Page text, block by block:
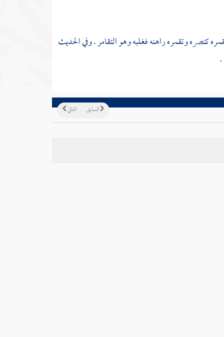
كنصره وتقمره راهنه فغلبه وهو التقامر . وفي الحديث
.
التالي السابق